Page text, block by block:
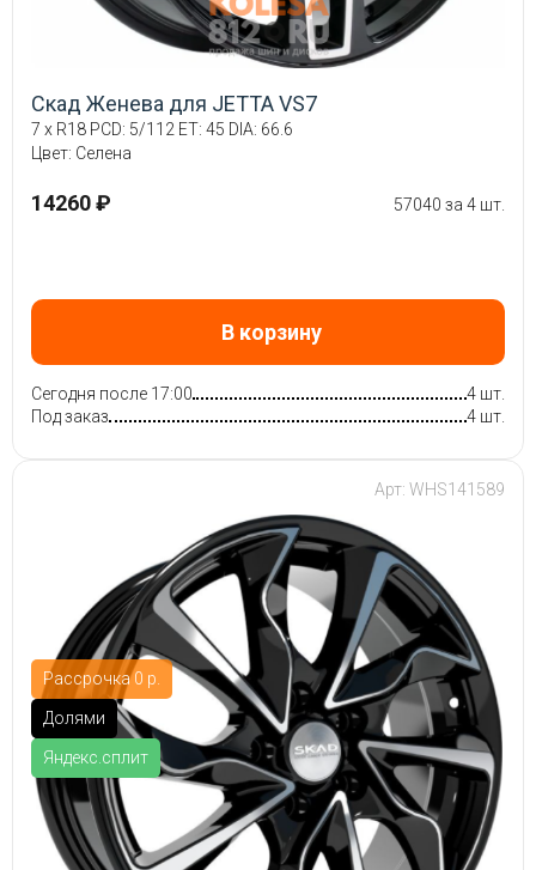
Скад Женева для JETTA VS7
7 x R18 PCD: 5/112 ET: 45 DIA: 66.6
Цвет: Селена
14260 ₽ 57040 за 4 шт.
В корзину
Сегодня после 17:00
4 шт.
Под заказ
4 шт.
Рассрочка 0 р.
Долями
Яндекс.сплит
Арт: WHS141589